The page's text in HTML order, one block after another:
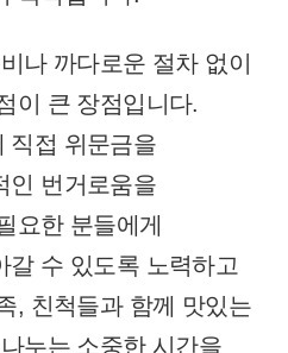
나 까다로운 절차 없이
이 큰 장점입니다.
직접 위문금을
인 번거로움을
요한 분들에게
갈 수 있도록 노력하고
, 친척들과 함께 맛있는
누는 소중한 시간을